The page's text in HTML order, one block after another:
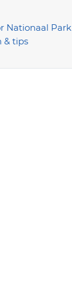
Nationaal Park
& tips